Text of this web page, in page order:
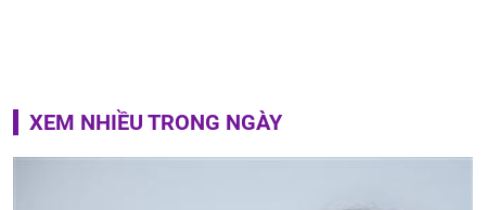
XEM NHIỀU TRONG NGÀY